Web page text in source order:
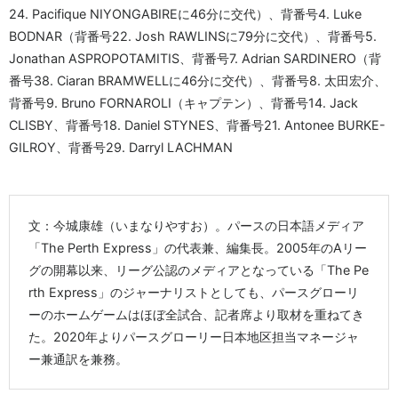
24. Pacifique NIYONGABIREに46分に交代）、背番号4. Luke
BODNAR（背番号22. Josh RAWLINSに79分に交代）、背番号5.
Jonathan ASPROPOTAMITIS、背番号7. Adrian SARDINERO（背
番号38. Ciaran BRAMWELLに46分に交代）、背番号8. 太田宏介、
背番号9. Bruno FORNAROLI（キャプテン）、背番号14. Jack
CLISBY、背番号18. Daniel STYNES、背番号21. Antonee BURKE-
GILROY、背番号29. Darryl LACHMAN
文：今城康雄（いまなりやすお）。パースの日本語メディア
「The Perth Express」の代表兼、編集長。2005年のAリー
グの開幕以来、リーグ公認のメディアとなっている「The Pe
rth Express」のジャーナリストとしても、パースグローリ
ーのホームゲームはほぼ全試合、記者席より取材を重ねてき
た。2020年よりパースグローリー日本地区担当マネージャ
ー兼通訳を兼務。